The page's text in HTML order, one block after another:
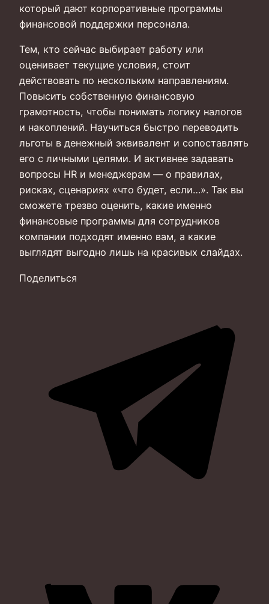
который дают корпоративные программы
финансовой поддержки персонала.
Тем, кто сейчас выбирает работу или
оценивает текущие условия, стоит
действовать по нескольким направлениям.
Повысить собственную финансовую
грамотность, чтобы понимать логику налогов
и накоплений. Научиться быстро переводить
льготы в денежный эквивалент и сопоставлять
его с личными целями. И активнее задавать
вопросы HR и менеджерам — о правилах,
рисках, сценариях «что будет, если…». Так вы
сможете трезво оценить, какие именно
финансовые программы для сотрудников
компании подходят именно вам, а какие
выглядят выгодно лишь на красивых слайдах.
Поделиться